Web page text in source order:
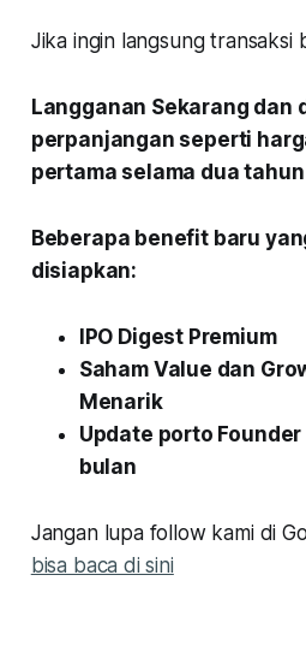
Jika ingin langsung transaksi
Langganan Sekarang dan
perpanjangan seperti
pertama selama dua
Beberapa benefit baru
disiapkan:
IPO Digest Premium
Saham Value dan
Menarik
Update porto
bulan
Jangan lupa follow kami di
bisa baca di sini